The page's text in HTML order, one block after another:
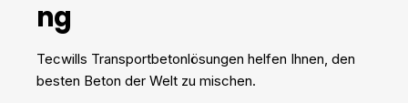
ng
Tecwills Transportbetonlösungen helfen Ihnen, den
besten Beton der Welt zu mischen.